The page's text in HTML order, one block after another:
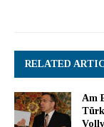
RELATED
Am